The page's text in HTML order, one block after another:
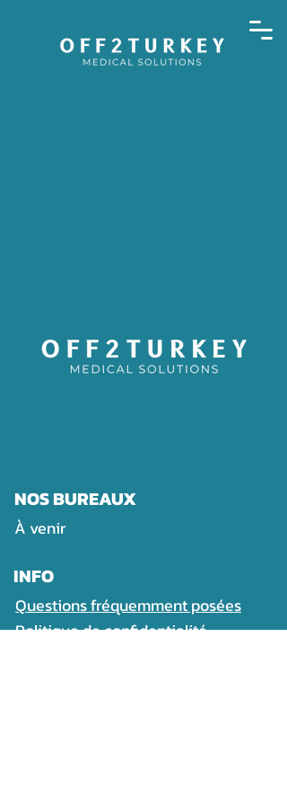
​NOS BUREAUX
À venir
INFO
Questions fréquemment posées
Politique de confidentialité